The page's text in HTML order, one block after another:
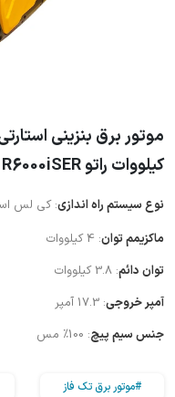
کیلووات راتو R6000iSER
نوع سیستم راه اندازی: کی لس
ماکزیمم توان: 4 کیلووات
توان دائم: 3.8 کیلووات
آمپر خروجی: 17.3 آمپر
جنس سیم پیچ: 100% مس
#موتور برق تک فاز